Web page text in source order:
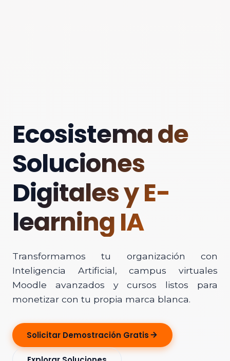
Ecosistema de
Soluciones
Digitales y E-
learning IA
Transformamos tu organización con
Inteligencia Artificial, campus virtuales
Moodle avanzados y cursos listos para
monetizar con tu propia marca blanca.
Solicitar Demostración Gratis